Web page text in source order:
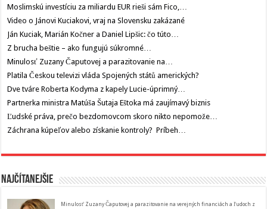
Moslimskú investíciu za miliardu EUR rieši sám Fico,…
Video o Jánovi Kuciakovi, vraj na Slovensku zakázané
Ján Kuciak, Marián Kočner a Daniel Lipšic: čo túto…
Z brucha beštie – ako fungujú súkromné…
Minulosť Zuzany Čaputovej a parazitovanie na…
Platila Českou televizi vláda Spojených států amerických?
Dve tváre Roberta Kodyma z kapely Lucie-úprimný…
Partnerka ministra Matúša Šutaja Eštoka má zaujímavý biznis
Ľudské práva, prečo bezdomovcom skoro nikto nepomože…
Záchrana kúpeľov alebo získanie kontroly? Príbeh…
Najčítanejšie
Minulosť Zuzany Čaputovej a parazitovanie na verejných financiách a ľudoch z